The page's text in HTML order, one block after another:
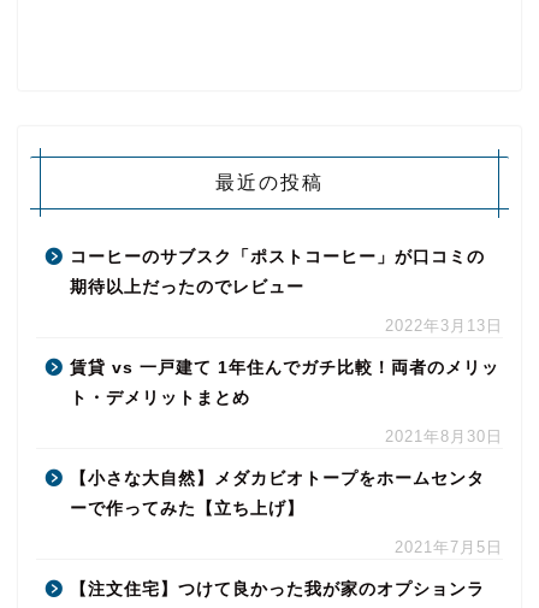
最近の投稿
コーヒーのサブスク「ポストコーヒー」が口コミの
期待以上だったのでレビュー
2022年3月13日
賃貸 vs 一戸建て 1年住んでガチ比較！両者のメリッ
ト・デメリットまとめ
2021年8月30日
【小さな大自然】メダカビオトープをホームセンタ
ーで作ってみた【立ち上げ】
2021年7月5日
【注文住宅】つけて良かった我が家のオプションラ